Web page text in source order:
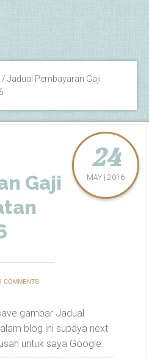
/ Jadual Pembayaran Gaji
Gaji
24
MAY | 2016
COMMENTS
gambar Jadual
blog ini supaya next
untuk saya Google.